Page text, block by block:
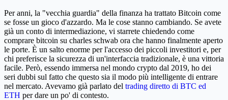
Per anni, la "vecchia guardia" della finanza ha trattato Bitcoin come
se fosse un gioco d'azzardo. Ma le cose stanno cambiando. Se avete
già un conto di intermediazione, vi starrete chiedendo come
comprare bitcoin su charles schwab ora che hanno finalmente aperto
le porte. È un salto enorme per l'accesso dei piccoli investitori e, per
chi preferisce la sicurezza di un'interfaccia tradizionale, è una vittoria
facile. Però, essendo immersa nel mondo crypto dal 2019, ho dei
seri dubbi sul fatto che questo sia il modo più intelligente di entrare
nel mercato. Avevamo già parlato del trading diretto di BTC ed
ETH per dare un po' di contesto.